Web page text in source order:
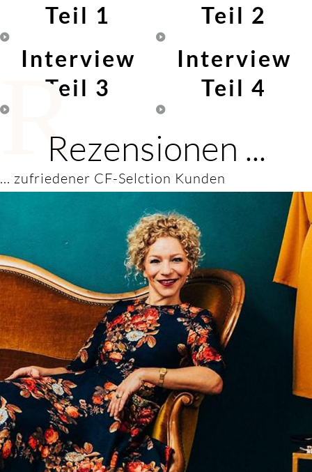
Teil 1
Teil 2
Interview
Teil 3
Interview
Teil 4
RRezensionen ...
... zufriedener CF-Selction Kunden